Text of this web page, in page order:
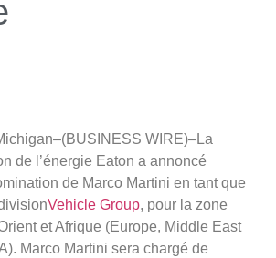
WIRE)–La
de l’énergie Eaton a annoncé
de Marco Martini en tant que
Vehicle Group, pour la zone
et Afrique (Europe, Middle East
Marco Martini sera chargé de